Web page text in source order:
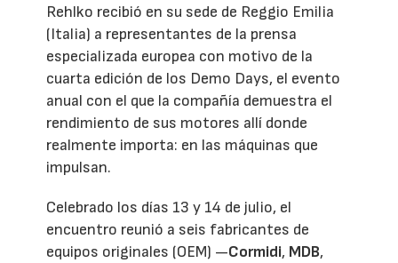
Rehlko recibió en su sede de Reggio Emilia
(Italia) a representantes de la prensa
especializada europea con motivo de la
cuarta edición de los Demo Days, el evento
anual con el que la compañía demuestra el
rendimiento de sus motores allí donde
realmente importa: en las máquinas que
impulsan.
Celebrado los días 13 y 14 de julio, el
encuentro reunió a seis fabricantes de
equipos originales (OEM) —Cormidi, MDB,